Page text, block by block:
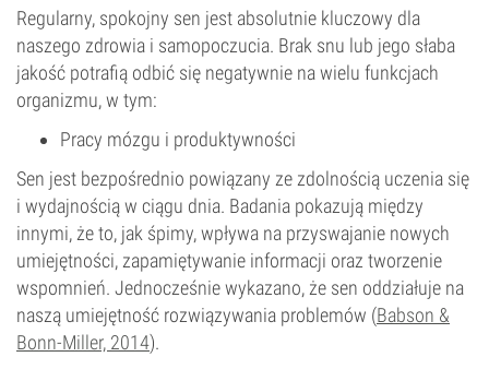
Regularny, spokojny sen jest absolutnie kluczowy dla
naszego zdrowia i samopoczucia. Brak snu lub jego słaba
jakość potrafią odbić się negatywnie na wielu funkcjach
organizmu, w tym:
Pracy mózgu i produktywności
Sen jest bezpośrednio powiązany ze zdolnością uczenia się
i wydajnością w ciągu dnia. Badania pokazują między
innymi, że to, jak śpimy, wpływa na przyswajanie nowych
umiejętności, zapamiętywanie informacji oraz tworzenie
wspomnień. Jednocześnie wykazano, że sen oddziałuje na
naszą umiejętność rozwiązywania problemów (Babson &
Bonn-Miller, 2014).